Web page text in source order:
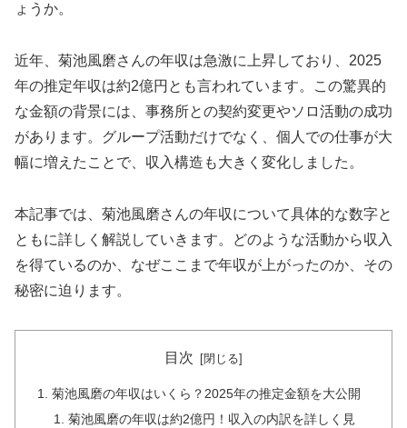
ょうか。
近年、菊池風磨さんの年収は急激に上昇しており、2025
年の推定年収は約2億円とも言われています。この驚異的
な金額の背景には、事務所との契約変更やソロ活動の成功
があります。グループ活動だけでなく、個人での仕事が大
幅に増えたことで、収入構造も大きく変化しました。
本記事では、菊池風磨さんの年収について具体的な数字と
ともに詳しく解説していきます。どのような活動から収入
を得ているのか、なぜここまで年収が上がったのか、その
秘密に迫ります。
目次
菊池風磨の年収はいくら？2025年の推定金額を大公開
菊池風磨の年収は約2億円！収入の内訳を詳しく見